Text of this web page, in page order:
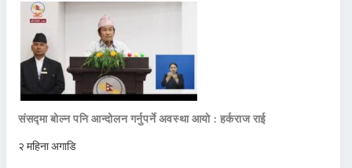
संसद्मा बोल्न पनि आन्दोलन गर्नुपर्ने अवस्था आयो : हर्कराज राई
२ महिना अगाडि